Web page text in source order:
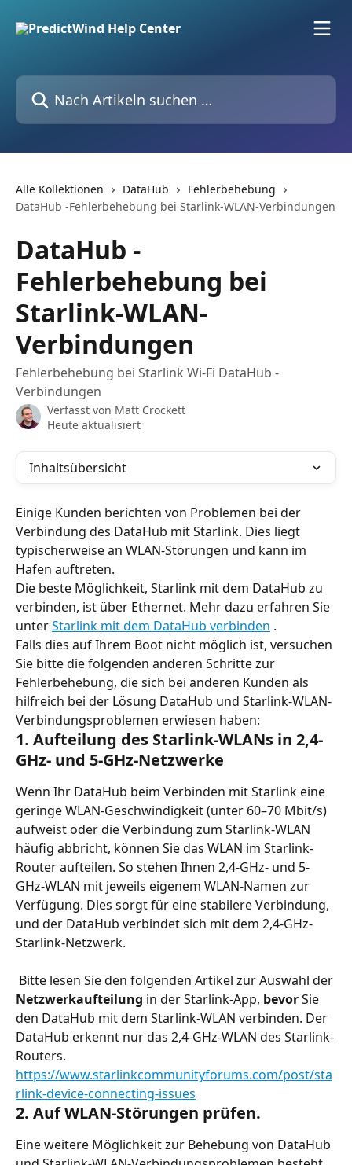
Nach Artikeln suchen …
Alle Kollektionen DataHub
Fehlerbehebung
DataHub -Fehlerbehebung bei Starlink-WLAN-Verbindungen
DataHub -
Fehlerbehebung bei
Starlink-WLAN-
Verbindungen
Fehlerbehebung bei Starlink Wi-Fi DataHub -
Verbindungen
Verfasst von Matt Crockett
Heute aktualisiert
Inhaltsübersicht
Einige Kunden berichten von Problemen bei der
Verbindung des DataHub mit Starlink. Dies liegt
typischerweise an WLAN-Störungen und kann im
Hafen auftreten.
Die beste Möglichkeit, Starlink mit dem DataHub zu
verbinden, ist über Ethernet. Mehr dazu erfahren Sie
unter Starlink mit dem DataHub verbinden .
Falls dies auf Ihrem Boot nicht möglich ist, versuchen
Sie bitte die folgenden anderen Schritte zur
Fehlerbehebung, die sich bei anderen Kunden als
hilfreich bei der Lösung DataHub und Starlink-WLAN-
Verbindungsproblemen erwiesen haben:
1. Aufteilung des Starlink-WLANs in 2,4-
GHz- und 5-GHz-Netzwerke
Wenn Ihr DataHub beim Verbinden mit Starlink eine
geringe WLAN-Geschwindigkeit (unter 60–70 Mbit/s)
aufweist oder die Verbindung zum Starlink-WLAN
häufig abbricht, können Sie das WLAN im Starlink-
Router aufteilen. So stehen Ihnen 2,4-GHz- und 5-
GHz-WLAN mit jeweils eigenem WLAN-Namen zur
Verfügung. Dies sorgt für eine stabilere Verbindung,
und der DataHub verbindet sich mit dem 2,4-GHz-
Starlink-Netzwerk.
Bitte lesen Sie den folgenden Artikel zur Auswahl der
Netzwerkaufteilung in der Starlink-App, bevor Sie
den DataHub mit dem Starlink-WLAN verbinden. Der
DataHub erkennt nur das 2,4-GHz-WLAN des Starlink-
Routers.
https://www.starlinkcommunityforums.com/post/sta
rlink-device-connecting-issues
2. Auf WLAN-Störungen prüfen.
Eine weitere Möglichkeit zur Behebung von DataHub